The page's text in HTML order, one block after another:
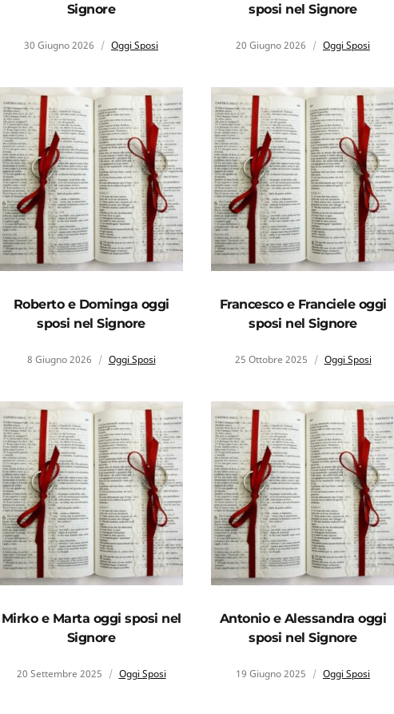
Signore
30 Giugno 2026 Oggi Sposi
sposi nel Signore
20 Giugno 2026 Oggi Sposi
Roberto e Dominga oggi
sposi nel Signore
8 Giugno 2026 Oggi Sposi
Francesco e Franciele oggi
sposi nel Signore
25 Ottobre 2025 Oggi Sposi
Mirko e Marta oggi sposi nel
Signore
20 Settembre 2025 Oggi Sposi
Antonio e Alessandra oggi
sposi nel Signore
19 Giugno 2025 Oggi Sposi